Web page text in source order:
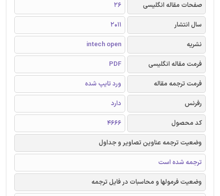
صفحات مقاله انگلیسی
26
سال انتشار
2011
نشریه
intech open
فرمت مقاله انگلیسی
PDF
فرمت ترجمه مقاله
ورد تایپ شده
رفرنس
دارد
کد محصول
۴۶۶۶
وضعیت ترجمه عناوین تصاویر و جداول
ترجمه شده است
وضعیت فرمولها و محاسبات در فایل ترجمه